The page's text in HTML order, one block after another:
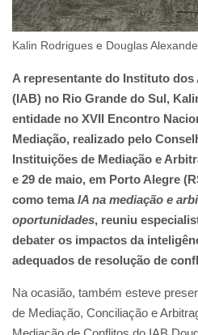
Kalin Rodrigues e Douglas
A representante do Instituto
(IAB) no Rio Grande do Sul,
entidade no XVII Encontro
Mediação, realizado pelo
Instituições de Mediação e
e 29 de maio, em Porto Alegre
como temaIA na mediação e
oportunidades, reuniu
debater os impactos da
adequados de resolução de
Na ocasião, também esteve
de Mediação, Conciliação e